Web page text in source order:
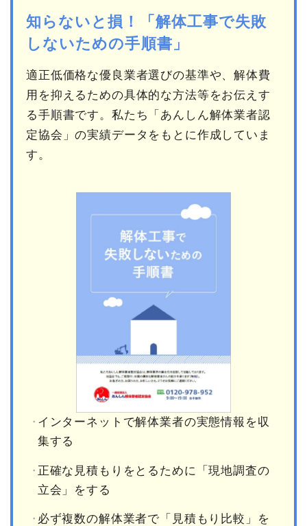
知らないと損！「解体工事で失敗
しないための手順書」
適正低価格な優良業者選びの基準や、解体費
用を抑えるための具体的な方法等をお伝えす
る手順書です。私たち「あんしん解体業者認
定協会」の実績データをもとに作成していま
す。
インターネットで解体業者の実態情報を収
集する
正確な見積もりをとるために「現地調査の
立会」をする
必ず複数の解体業者で「見積もり比較」を